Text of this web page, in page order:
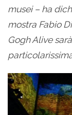
musei – ha
mostra Fabio
Gogh Alive